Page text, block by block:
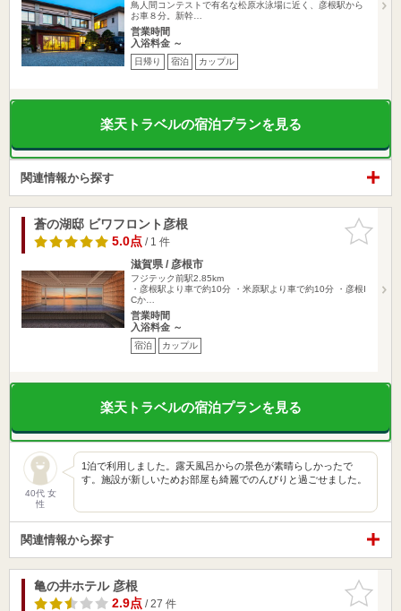
鳥人間コンテストで有名な松原水泳場に近く、彦根駅から
お車８分。新幹…
営業時間
入浴料金 ～
日帰り 宿泊 カップル
楽天トラベルの宿泊プランを見る
関連情報から探す
お気に入
りに追加
蒼の湖邸 ビワフロント彦根
5.0点/ 1 件
滋賀県 / 彦根市
フジテック前駅2.85km
・彦根駅より車で約10分 ・米原駅より車で約10分 ・彦根I
Cか…
営業時間
入浴料金 ～
宿泊 カップル
楽天トラベルの宿泊プランを見る
40代 女
性
1泊で利用しました。露天風呂からの景色が素晴らしかったで
す。施設が新しいためお部屋も綺麗でのんびりと過ごせました。
関連情報から探す
お気に入
りに追加
亀の井ホテル 彦根
2.9点/ 27 件